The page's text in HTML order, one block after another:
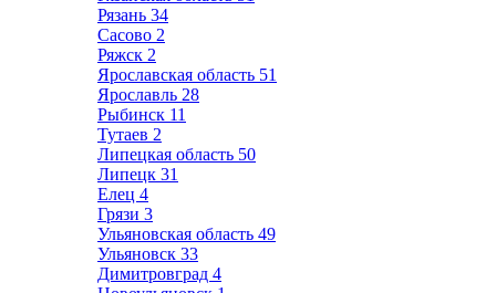
Рязань 34
Сасово 2
Ряжск 2
Ярославская область 51
Ярославль 28
Рыбинск 11
Тутаев 2
Липецкая область 50
Липецк 31
Елец 4
Грязи 3
Ульяновская область 49
Ульяновск 33
Димитровград 4